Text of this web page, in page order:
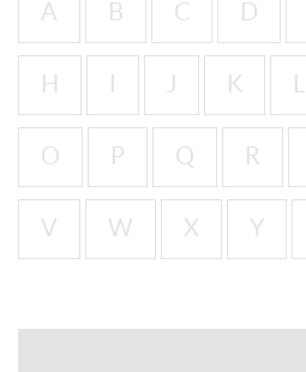
A B C D
H J K L
O P Q R
V W X Y